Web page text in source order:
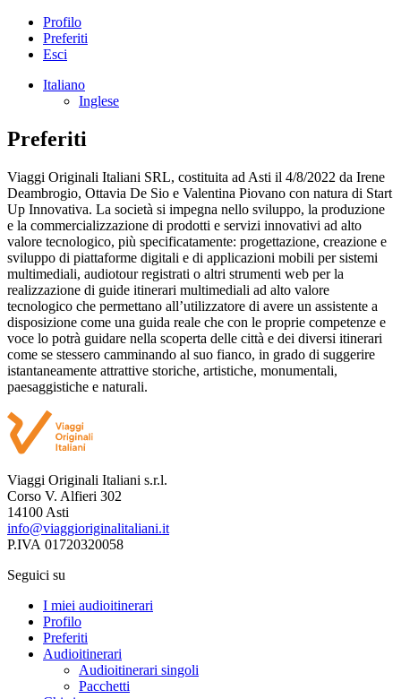
Profilo
Preferiti
Esci
Italiano
Inglese
Preferiti
Viaggi Originali Italiani SRL, costituita ad Asti il 4/8/2022 da Irene
Deambrogio, Ottavia De Sio e Valentina Piovano con natura di Start
Up Innovativa. La società si impegna nello sviluppo, la produzione
e la commercializzazione di prodotti e servizi innovativi ad alto
valore tecnologico, più specificatamente: progettazione, creazione e
sviluppo di piattaforme digitali e di applicazioni mobili per sistemi
multimediali, audiotour registrati o altri strumenti web per la
realizzazione di guide itinerari multimediali ad alto valore
tecnologico che permettano all’utilizzatore di avere un assistente a
disposizione come una guida reale che con le proprie competenze e
voce lo potrà guidare nella scoperta delle città e dei diversi itinerari
come se stessero camminando al suo fianco, in grado di suggerire
istantaneamente attrattive storiche, artistiche, monumentali,
paesaggistiche e naturali.
Viaggi Originali Italiani s.r.l.
Corso V. Alfieri 302
14100 Asti
info@viaggioriginalitaliani.it
P.IVA 01720320058
Seguici su
I miei audioitinerari
Profilo
Preferiti
Audioitinerari
Audioitinerari singoli
Pacchetti